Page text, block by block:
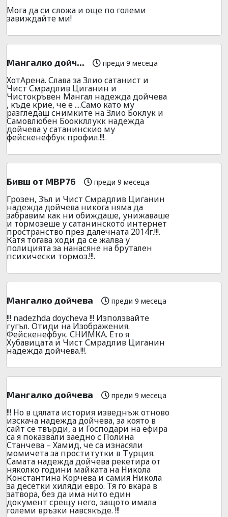
Мога да си сложа и още по големи
завиждайте ми!
Мангалко дойч... преди 9 месеца
ХотАрена. Слава за Злио сатанист и
Чист Смрадлив Циганин и
Чистокръвен Мангал надежда дойчева
, къде крие, че е ....Само като му
разгледаш снимките на Злио Боклук и
Самовлюбен Бооккллукк надежда
дойчева у сатанинскио му
фейскенефбук профил.!!!.
Бивш от МВР76 преди 9 месеца
Грозен, Зъл и Чист Смрадлив Циганин
надежда дойчева никога няма да
забравим как ни обиждаше, унижаваше
и тормозеше у сатанинското интернет
пространство през далечната 2014г.!!!.
Катя тогава ходи да се жалва у
полицията за нанасяне на брутален
психически тормоз.!!!.
Мангалко дойчева преди 9 месеца
!!! nadezhda doycheva !!! Използвайте
гугъл. Отиди на Изображения.
Фейскенефбук. СНИМКА. Ето я
Хубавицата и Чист Смрадлив Циганин
надежда дойчева.!!!.
Мангалко дойчева преди 9 месеца
!!! Но в цялата история изведнъж отново
изскача надежда дойчева, за която в
сайт се твърди, а и Господари на ефира
са я показвали заедно с Полина
Станчева – Хамид, че са изнасяли
момичета за проститутки в Турция.
Самата надежда дойчева рекетира от
няколко години майката на Никола
Константина Корчева и самия Никола
за десетки хиляди евро. Тя го вкара в
затвора, без да има нито един
документ срещу него, защото имала
големи връзки навсякъде. !!!